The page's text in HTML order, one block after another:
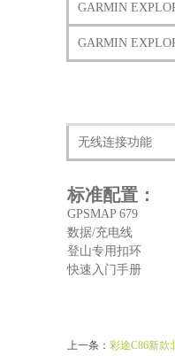
GARMIN
GARMIN
无线连接功能
标准配置：
GPSMAP 679
数据/充电线
登山专用扣环
快速入门手册
上一条：彩途C86新款